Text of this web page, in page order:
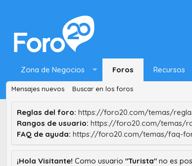
Zona de Negocios Foros Recursos
Mensajes nuevos Buscar en los foros
Reglas del foro: https://foro20.com/temas/
Rangos de usuario: https://foro20.com/temas/
FAQ de ayuda: https://foro20.com/temas/faq-
¡Hola Visitante! Como usuario "Turista" no es